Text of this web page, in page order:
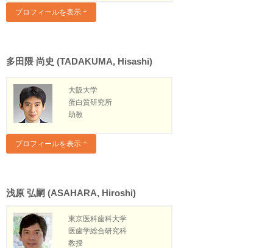
プロフィールを表示
多田隈 尚史 (TADAKUMA, Hisashi)
大阪大学
蛋白質研究所
助教
プロフィールを表示
浅原 弘嗣 (ASAHARA, Hiroshi)
東京医科歯科大学
医歯学総合研究科
教授